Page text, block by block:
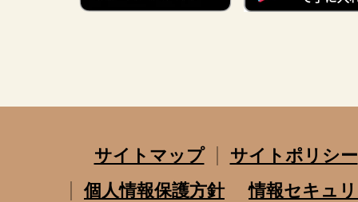
サイトマップ
サイトポリシー
個人情報保護方針
情報セキュ